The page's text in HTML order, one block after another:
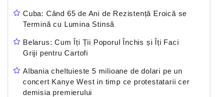
Cuba: Când 65 de Ani de Rezistență Eroică se
Termină cu Lumina Stinsă
Belarus: Cum Îți Ții Poporul Închis și Îți Faci
Griji pentru Cartofi
Albania cheltuieste 5 milioane de dolari pe un
concert Kanye West in timp ce protestatarii cer
demisia premierului